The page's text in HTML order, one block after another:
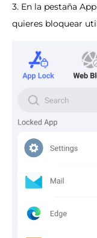
3. En la pestaña
quieres bloquear